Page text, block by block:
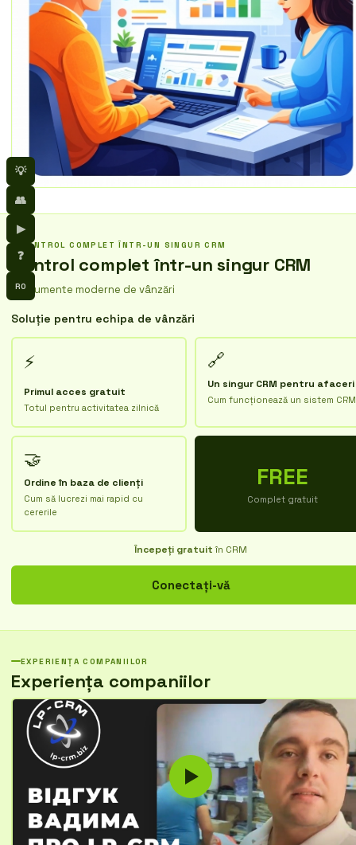
💡
👥
▶
❓
RO
CONTROL COMPLET ÎNTR-UN SINGUR CRM
Control complet într-un singur CRM
Instrumente moderne de vânzări
Soluție pentru echipa de vânzări
⚡
Primul acces gratuit
Totul pentru activitatea zilnică
🔗
Un singur CRM pentru afaceri
Cum funcționează un sistem CRM
🤝
Ordine în baza de clienți
Cum să lucrezi mai rapid cu
cererile
FREE
Complet gratuit
Începeți gratuitîn CRM
Conectați-vă
EXPERIENȚA COMPANIILOR
Experiența companiilor